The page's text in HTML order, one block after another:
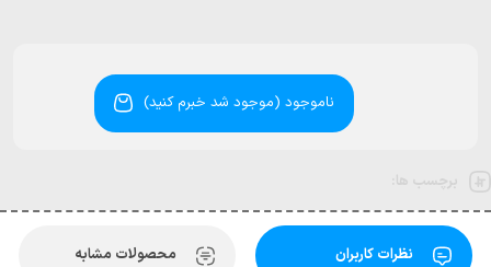
ناموجود (موجود شد خبرم کنید)
نظرات کاربران محصولات مشابه